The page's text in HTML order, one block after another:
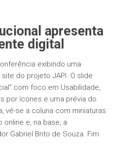
apresenta
digital